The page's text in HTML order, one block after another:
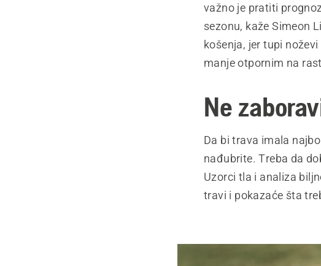
važno je pratiti
sezonu, kaže Simeon
košenja, jer tupi
manje otpornim na
Ne
Da bi trava imala
nađubrite. Treba da
Uzorci tla i analiza
travi i pokazaće šta